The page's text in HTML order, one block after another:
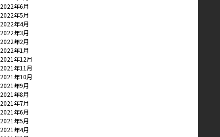
2022年6月
2022年5月
2022年4月
2022年3月
2022年2月
2022年1月
2021年12月
2021年11月
2021年10月
2021年9月
2021年8月
2021年7月
2021年6月
2021年5月
2021年4月